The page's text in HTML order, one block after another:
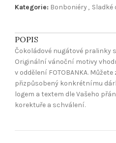
Kategorie: Bonboniéry, Sladké
POPIS
Čokoládové nugátové pralinky
Originální vánoční motivy
v oddělení FOTOBANKA.
přizpůsobený konkrétnímu
logem a textem dle Vašeho
korektuře a schválení.